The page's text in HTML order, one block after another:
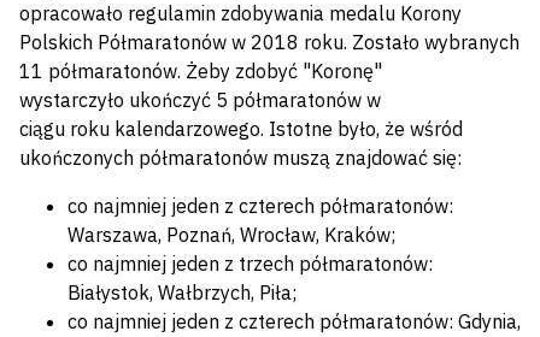
opracowało regulamin zdobywania medalu Korony
Polskich Półmaratonów w 2018 roku. Zostało wybranych
11 półmaratonów. Żeby zdobyć "Koronę"
wystarczyło ukończyć 5 półmaratonów w
ciągu roku kalendarzowego. Istotne było, że wśród
ukończonych półmaratonów muszą znajdować się:
co najmniej jeden z czterech półmaratonów:
Warszawa, Poznań, Wrocław, Kraków;
co najmniej jeden z trzech półmaratonów:
Białystok, Wałbrzych, Piła;
co najmniej jeden z czterech półmaratonów: Gdynia,